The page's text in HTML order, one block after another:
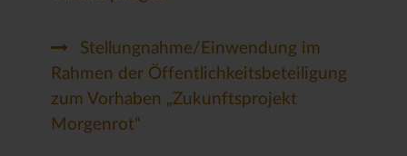
Stellungnahme/Einwendung im
Rahmen der Öffentlichkeitsbeteiligung
zum Vorhaben „Zukunftsprojekt
Morgenrot“